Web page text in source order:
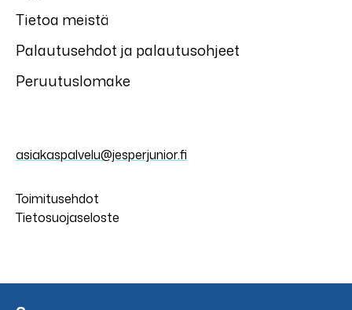
Tietoa meistä
Palautusehdot ja palautusohjeet
Peruutuslomake
asiakaspalvelu@jesperjunior.fi
Toimitusehdot
Tietosuojaseloste